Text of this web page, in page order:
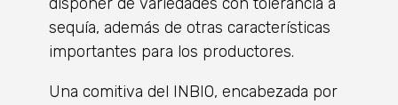
sequía, además de otras características
importantes para los productores.
Una comitiva del INBIO, encabezada por